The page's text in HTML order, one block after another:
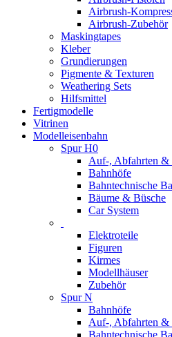
Airbrush-
Airbrush-Zubehör
Maskingtapes
Kleber
Grundierungen
Pigmente & Texturen
Weathering Sets
Hilfsmittel
Fertigmodelle
Vitrinen
Modelleisenbahn
Spur H0
Auf-, Abfahrten &
Bahnhöfe
Bahntechnische
Bäume & Büsche
Car System
Elektroteile
Figuren
Kirmes
Modellhäuser
Zubehör
Spur N
Bahnhöfe
Auf-, Abfahrten &
Bahntechnische